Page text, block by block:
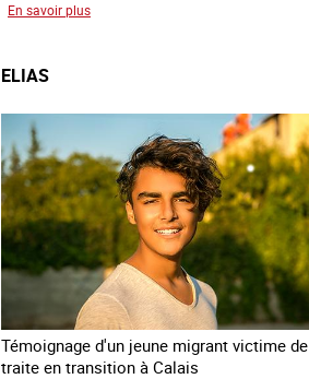
En savoir plus
ELIAS
Témoignage d'un jeune migrant victime de
traite en transition à Calais